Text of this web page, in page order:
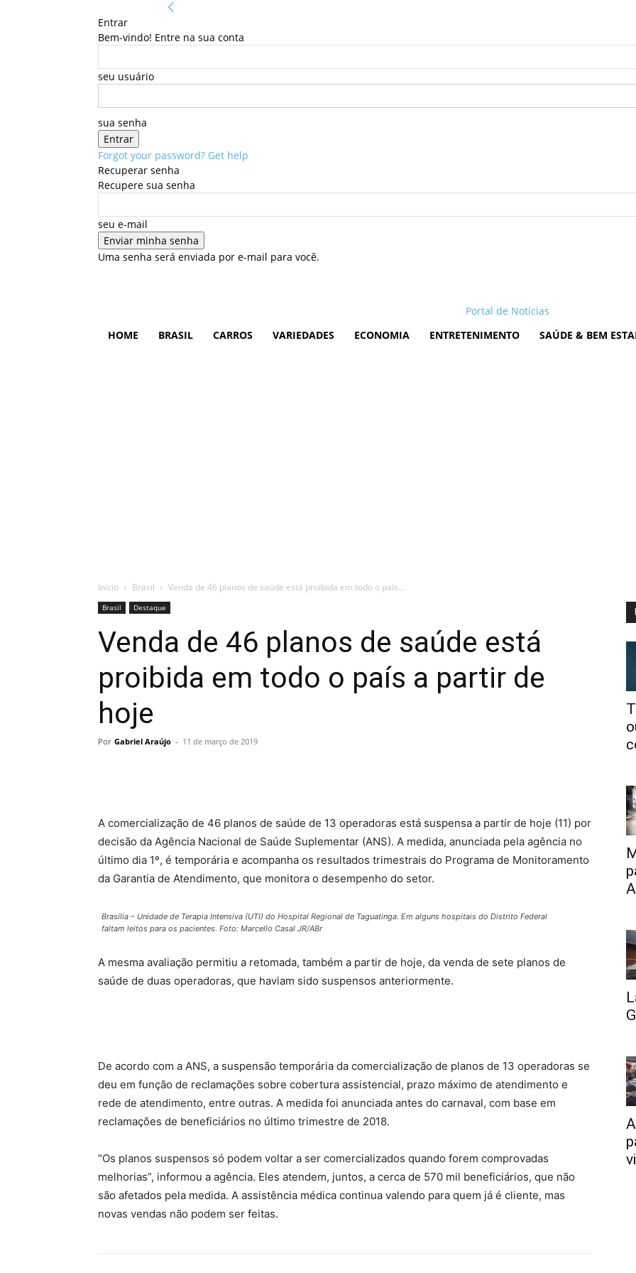
Entrar
Bem-vindo! Entre na sua conta
seu usuário
sua senha
Forgot your password? Get help
Recuperar senha
Recupere sua senha
seu e-mail
Uma senha será enviada por e-mail para você.
Portal de Notícias
HOME
BRASIL CARROS VARIEDADES ECONOMIA ENTRETENIMENTO SAÚDE & BEM
Início Brasil Venda de 46 planos de saúde está proibida em todo o país...
Brasil Destaque
Venda de 46 planos de saúde está
proibida em todo o país a partir de
hoje
Por Gabriel Araújo - 11 de março de 2019
A comercialização de 46 planos de saúde de 13 operadoras está suspensa a partir de hoje (11) por
decisão da Agência Nacional de Saúde Suplementar (ANS). A medida, anunciada pela agência no
último dia 1º, é temporária e acompanha os resultados trimestrais do Programa de Monitoramento
da Garantia de Atendimento, que monitora o desempenho do setor.
Brasília – Unidade de Terapia Intensiva (UTI) do Hospital Regional de Taguatinga. Em alguns hospitais do Distrito Federal
faltam leitos para os pacientes. Foto: Marcello Casal JR/ABr
A mesma avaliação permitiu a retomada, também a partir de hoje, da venda de sete planos de
saúde de duas operadoras, que haviam sido suspensos anteriormente.
De acordo com a ANS, a suspensão temporária da comercialização de planos de 13 operadoras se
deu em função de reclamações sobre cobertura assistencial, prazo máximo de atendimento e
rede de atendimento, entre outras. A medida foi anunciada antes do carnaval, com base em
reclamações de beneficiários no último trimestre de 2018.
“Os planos suspensos só podem voltar a ser comercializados quando forem comprovadas
melhorias”, informou a agência. Eles atendem, juntos, a cerca de 570 mil beneficiários, que não
são afetados pela medida. A assistência médica continua valendo para quem já é cliente, mas
novas vendas não podem ser feitas.